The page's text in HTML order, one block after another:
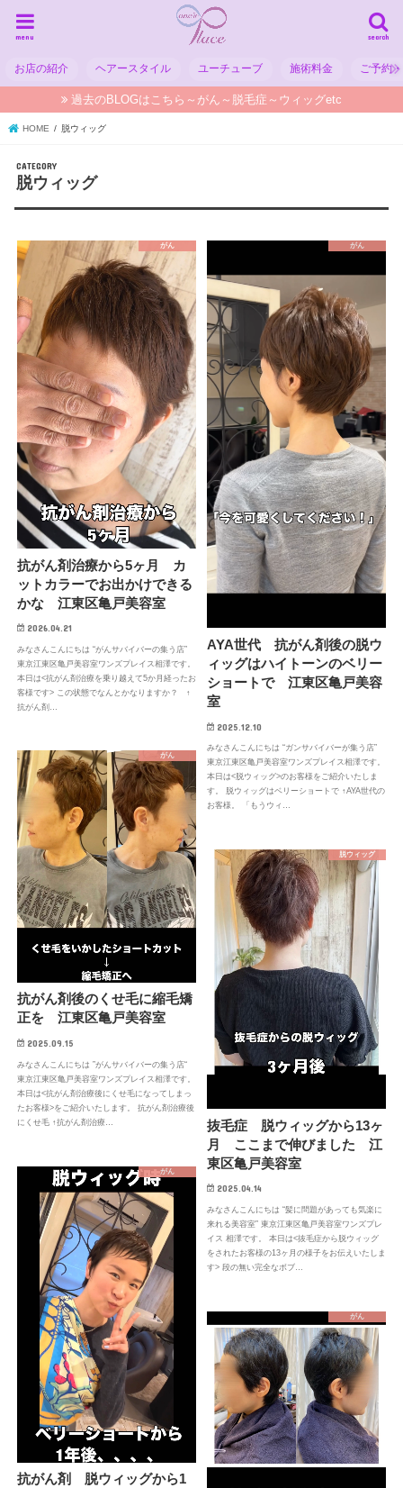
search
menu
お店の紹介 ヘアースタイル ユーチューブ 施術料金 ご予約
過去のBLOGはこちら～がん～脱毛症～ウィッグetc
HOME 脱ウィッグ
脱ウィッグ
がん
抗がん剤治療から5ヶ月 カ
ットカラーでお出かけできる
かな 江東区亀戸美容室
2026.04.21
みなさんこんにちは “がんサバイバーの集う店”
東京江東区亀戸美容室ワンズプレイス相澤です。
本日は<抗がん剤治療を乗り越えて5か月経ったお
客様です> この状態でなんとかなりますか？ ↑
抗がん剤…
がん
AYA世代 抗がん剤後の脱ウ
ィッグはハイトーンのベリー
ショートで 江東区亀戸美容
室
2025.12.10
みなさんこんにちは “ガンサバイバーが集う店”
東京江東区亀戸美容室ワンズプレイス相澤です。
本日は<脱ウィッグ>のお客様をご紹介いたしま
す。 脱ウィッグはベリーショートで ↑AYA世代の
お客様。 「もうウィ…
がん
抗がん剤後のくせ毛に縮毛矯
正を 江東区亀戸美容室
2025.09.15
みなさんこんにちは ”がんサバイバーの集う店“
東京江東区亀戸美容室ワンズプレイス相澤です。
本日は<抗がん剤治療後にくせ毛になってしまっ
たお客様>をご紹介いたします。 抗がん剤治療後
にくせ毛 ↑抗がん剤治療…
脱ウィッグ
抜毛症 脱ウィッグから13ヶ
月 ここまで伸びました 江
東区亀戸美容室
2025.04.14
みなさんこんにちは “髪に問題があっても気楽に
来れる美容室” 東京江東区亀戸美容室ワンズプレ
イス 相澤です。 本日は<抜毛症から脱ウィッグ
をされたお客様の13ヶ月の様子をお伝えいたしま
す> 段の無い完全なボブ…
がん
抗がん剤 脱ウィッグから1
がん